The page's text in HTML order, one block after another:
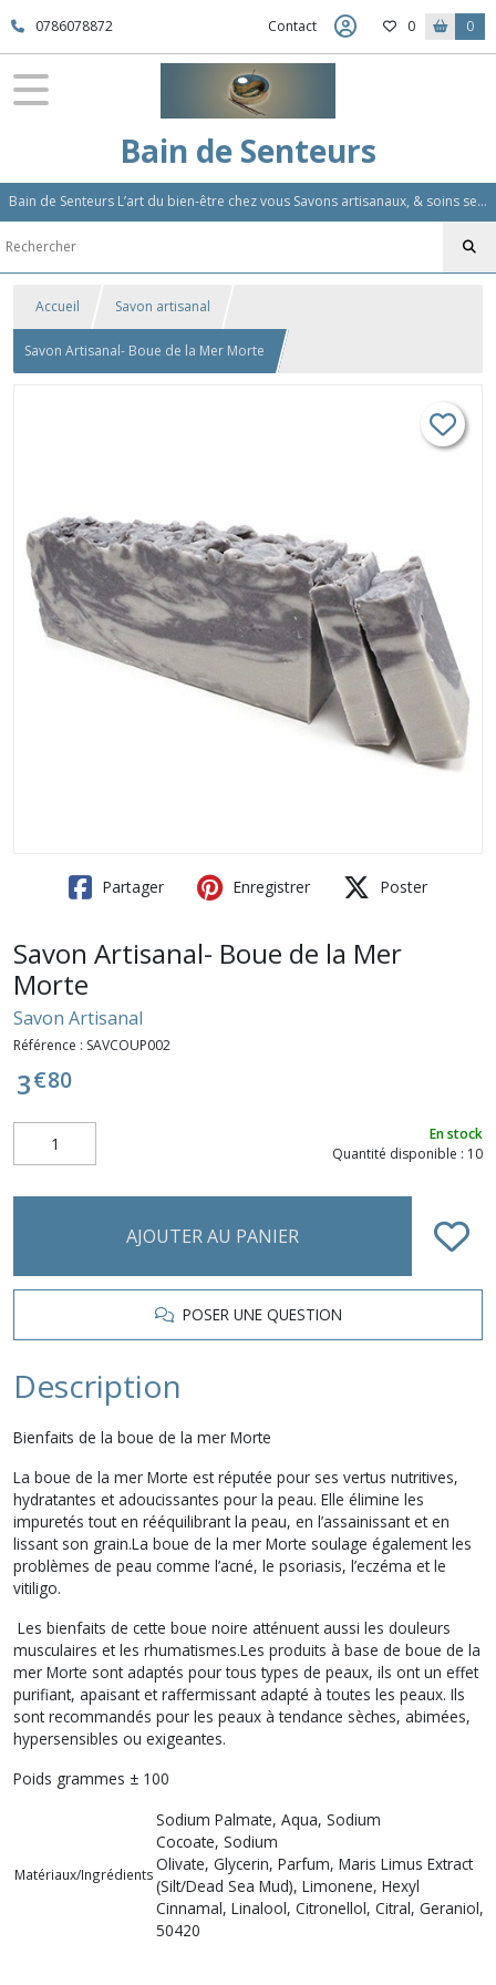
0786078872 Contact 0 0
Bain de Senteurs
Bain de Senteurs L’art du bien-être chez vous Savons artisanaux, & soins sensoriels, Aromathérapie et Parfums d'Ambiance,Soin Des Cheveux
Accueil Savon artisanal
Savon Artisanal- Boue de la Mer Morte
Partager Enregistrer Poster
Savon Artisanal- Boue de la Mer
Morte
Savon Artisanal
Référence : SAVCOUP002
3€80
En stock
Quantité disponible : 10
AJOUTER AU PANIER
POSER UNE QUESTION
Description
Bienfaits de la boue de la mer Morte
La boue de la mer Morte est réputée pour ses vertus nutritives,
hydratantes et adoucissantes pour la peau. Elle élimine les
impuretés tout en rééquilibrant la peau, en l’assainissant et en
lissant son grain.La boue de la mer Morte soulage également les
problèmes de peau comme l’acné, le psoriasis, l’eczéma et le
vitiligo.
Les bienfaits de cette boue noire atténuent aussi les douleurs
musculaires et les rhumatismes.Les produits à base de boue de la
mer Morte sont adaptés pour tous types de peaux, ils ont un effet
purifiant, apaisant et raffermissant adapté à toutes les peaux. Ils
sont recommandés pour les peaux à tendance sèches, abimées,
hypersensibles ou exigeantes.
Poids grammes ± 100
Matériaux/Ingrédients
Sodium Palmate, Aqua, Sodium
Cocoate, Sodium
Olivate, Glycerin, Parfum, Maris Limus Extract
(Silt/Dead Sea Mud), Limonene, Hexyl
Cinnamal, Linalool, Citronellol, Citral, Geraniol,
50420